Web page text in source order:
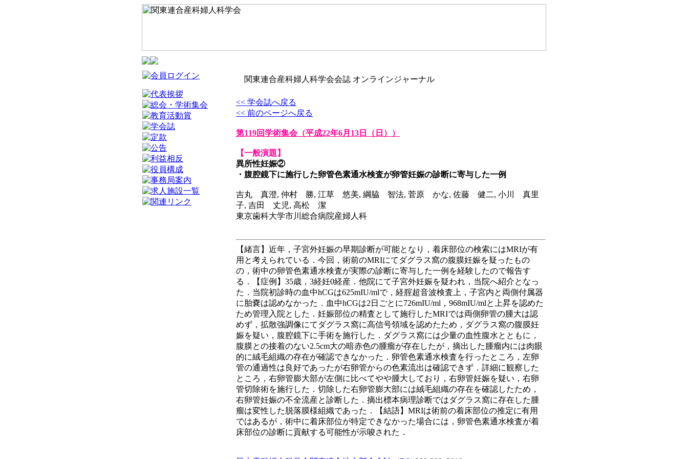
関東連合産科婦人科学会会誌 オンラインジャーナル
<< 学会誌へ戻る
<< 前のページへ戻る
第119回学術集会（平成22年6月13日（日））
【一般演題】
異所性妊娠②
・腹腔鏡下に施行した卵管色素通水検査が卵管妊娠の診断に寄与した一例
吉丸 真澄, 仲村 勝, 江草 悠美, 綱脇 智法, 菅原 かな, 佐藤 健二, 小川 真里
子, 吉田 丈児, 高松 潔
東京歯科大学市川総合病院産婦人科
【緒言】近年，子宮外妊娠の早期診断が可能となり，着床部位の検索にはMRIが有
用と考えられている．今回，術前のMRIにてダグラス窩の腹膜妊娠を疑ったもの
の，術中の卵管色素通水検査が実際の診断に寄与した一例を経験したので報告す
る．【症例】35歳，3経妊0経産．他院にて子宮外妊娠を疑われ，当院へ紹介となっ
た．当院初診時の血中hCGは625mIU/mlで，経腟超音波検査上，子宮内と両側付属器
に胎嚢は認めなかった．血中hCGは2日ごとに726mIU/ml，968mIU/mlと上昇を認めた
ため管理入院とした．妊娠部位の精査として施行したMRIでは両側卵管の腫大は認
めず，拡散強調像にてダグラス窩に高信号領域を認めたため，ダグラス窩の腹膜妊
娠を疑い，腹腔鏡下に手術を施行した．ダグラス窩には少量の血性腹水とともに，
腹膜との接着のない2.5cm大の暗赤色の腫瘤が存在したが，摘出した腫瘤内には肉眼
的に絨毛組織の存在が確認できなかった．卵管色素通水検査を行ったところ，左卵
管の通過性は良好であったが右卵管からの色素流出は確認できず．詳細に観察した
ところ，右卵管膨大部が左側に比べてやや腫大しており，右卵管妊娠を疑い，右卵
管切除術を施行した．切除した右卵管膨大部には絨毛組織の存在を確認したため，
右卵管妊娠の不全流産と診断した．摘出標本病理診断ではダグラス窩に存在した腫
瘤は変性した脱落膜様組織であった．【結語】MRIは術前の着床部位の推定に有用
ではあるが，術中に着床部位が特定できなかった場合には，卵管色素通水検査が着
床部位の診断に貢献する可能性が示唆された．